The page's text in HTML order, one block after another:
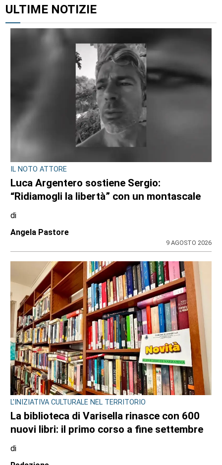
ULTIME NOTIZIE
IL NOTO ATTORE
Luca Argentero sostiene Sergio:
“Ridiamogli la libertà” con un montascale
di
Angela Pastore
9 AGOSTO 2026
L'INIZIATIVA CULTURALE NEL TERRITORIO
La biblioteca di Varisella rinasce con 600
nuovi libri: il primo corso a fine settembre
di